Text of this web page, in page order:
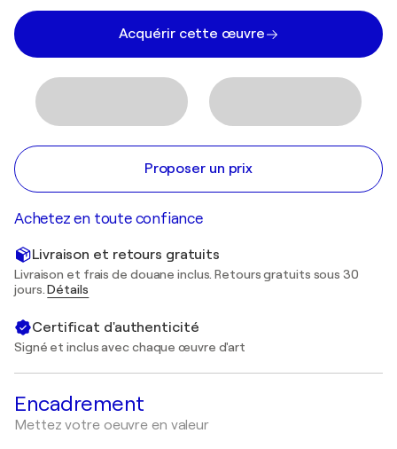
Acquérir cette œuvre
Proposer un prix
Achetez en toute confiance
Livraison et retours gratuits
Livraison et frais de douane inclus. Retours gratuits sous 30
jours.Détails
Certificat d'authenticité
Signé et inclus avec chaque œuvre d'art
Encadrement
Mettez votre oeuvre en valeur